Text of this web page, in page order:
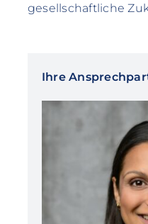
gesellschaftliche
Ihre